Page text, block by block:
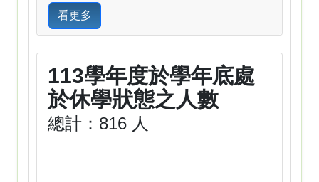
看更多
113學年度於學年底處
於休學狀態之人數
總計：816 人